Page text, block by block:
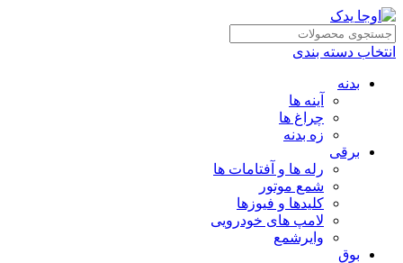
انتخاب دسته بندی
بدنه
آینه ها
چراغ ها
زه بدنه
برقی
رله ها و آفتامات ها
شمع موتور
کلیدها و فیوزها
لامپ های خودرویی
وایرشمع
بوق